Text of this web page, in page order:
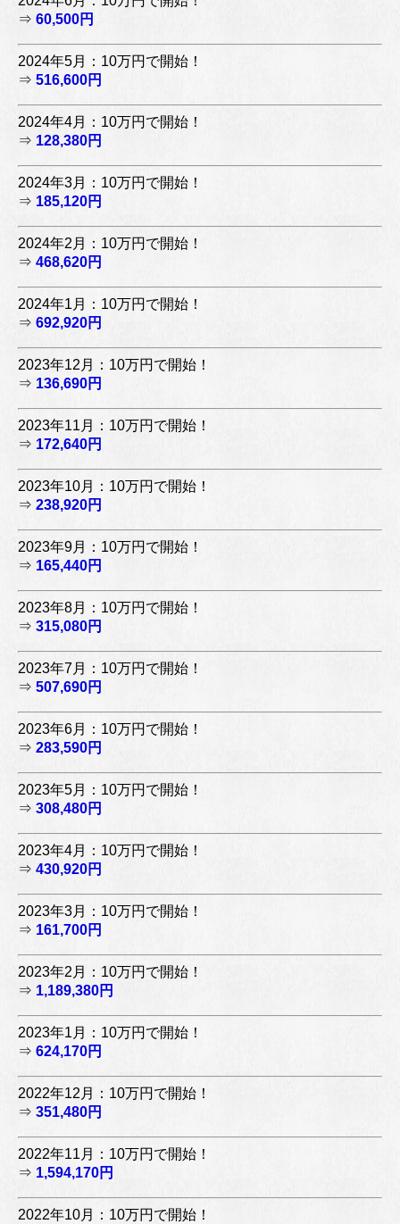
⇒ 60,500円
2024年5月：10万円で開始！
⇒ 516,600円
2024年4月：10万円で開始！
⇒ 128,380円
2024年3月：10万円で開始！
⇒ 185,120円
2024年2月：10万円で開始！
⇒ 468,620円
2024年1月：10万円で開始！
⇒ 692,920円
2023年12月：10万円で開始！
⇒ 136,690円
2023年11月：10万円で開始！
⇒ 172,640円
2023年10月：10万円で開始！
⇒ 238,920円
2023年9月：10万円で開始！
⇒ 165,440円
2023年8月：10万円で開始！
⇒ 315,080円
2023年7月：10万円で開始！
⇒ 507,690円
2023年6月：10万円で開始！
⇒ 283,590円
2023年5月：10万円で開始！
⇒ 308,480円
2023年4月：10万円で開始！
⇒ 430,920円
2023年3月：10万円で開始！
⇒ 161,700円
2023年2月：10万円で開始！
⇒ 1,189,380円
2023年1月：10万円で開始！
⇒ 624,170円
2022年12月：10万円で開始！
⇒ 351,480円
2022年11月：10万円で開始！
⇒ 1,594,170円
2022年10月：10万円で開始！